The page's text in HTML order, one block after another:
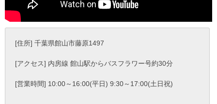
[住所] 千葉県館山市藤原1497
[アクセス] 内房線 館山駅からバスフラワー号約30分
[営業時間] 10:00～16:00(平日) 9:30～17:00(土日祝)